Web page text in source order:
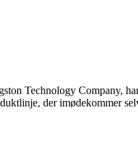
Technology Company,
der imødekommer